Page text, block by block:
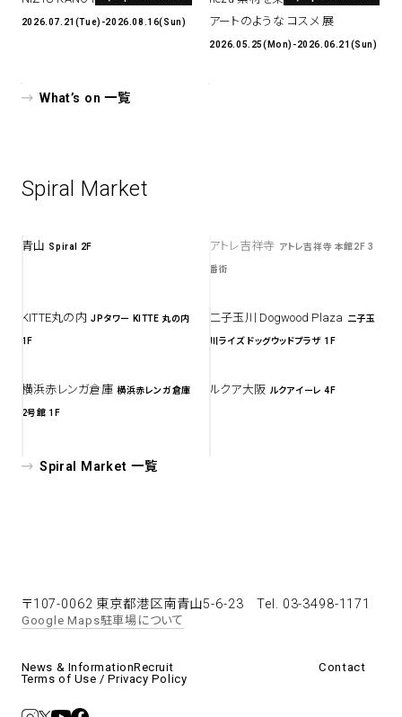
2026.07.21(Tue)-2026.08.16(Sun)
アートのような コスメ 展
2026.05.25(Mon)-2026.06.21(Sun)
What’s on 一覧
Spiral Market
青山 Spiral 2F アトレ吉祥寺 アトレ吉祥寺 本館2F 3
番街
KITTE丸の内 JPタワー KITTE 丸の内
1F
⼆⼦⽟川 Dogwood Plaza 二子玉
川ライズ ドッグウッドプラザ 1F
横浜赤レンガ倉庫 横浜赤レンガ倉庫
2号館 1F
ルクア⼤阪 ルクアイーレ 4F
Spiral Market 一覧
〒107-0062 東京都港区南青山5-6-23Tel. 03-3498-1171
Google Maps駐車場について
News & InformationRecruit
Contact
Terms of Use / Privacy Policy